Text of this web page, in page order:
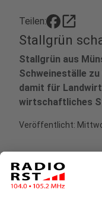
Teilen: open_in_new
Stallgrün
Stallgrün aus
Schweineställe
damit für
wirtschaftliches
Veröffentlicht: